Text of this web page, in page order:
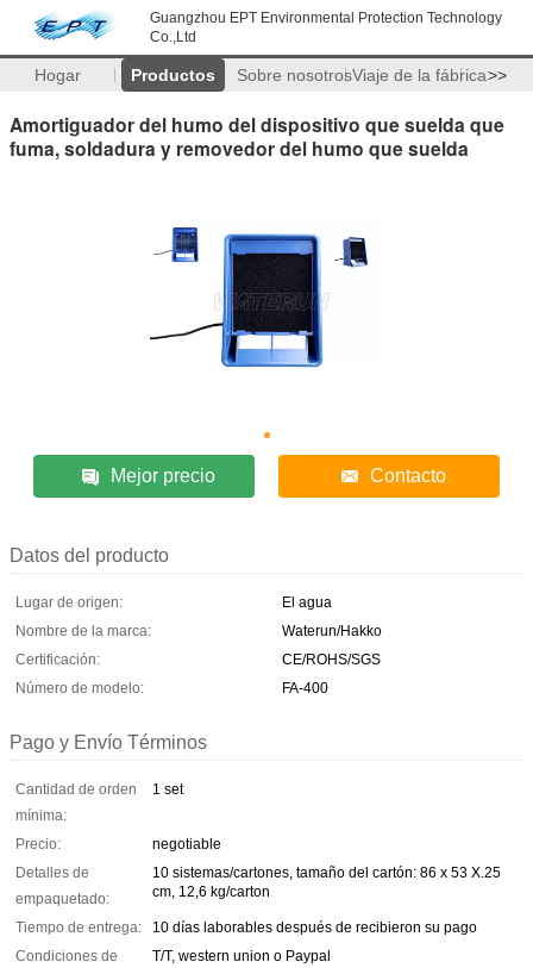
Guangzhou EPT Environmental Protection Technology
Co.,Ltd
Hogar Productos Sobre nosotrosViaje de la fábrica>>
Amortiguador del humo del dispositivo que suelda que
fuma, soldadura y removedor del humo que suelda
Mejor precio Contacto
Datos del producto
Lugar de origen:
El agua
Nombre de la marca:
Waterun/Hakko
Certificación:
CE/ROHS/SGS
Número de modelo:
FA-400
Pago y Envío Términos
Cantidad de orden
mínima:
1 set
Precio:
negotiable
Detalles de
empaquetado:
10 sistemas/cartones, tamaño del cartón: 86 x 53 X.25
cm, 12,6 kg/carton
Tiempo de entrega:
10 días laborables después de recibieron su pago
Condiciones de
T/T, western union o Paypal